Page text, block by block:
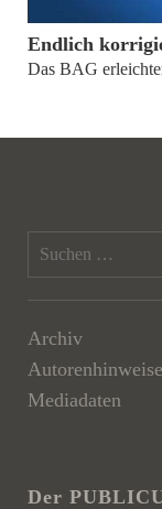
Endlich
Das BAG
Archiv
Autorenhinweise
Mediadaten
Der